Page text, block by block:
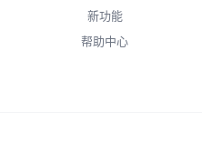
新功能
帮助中心